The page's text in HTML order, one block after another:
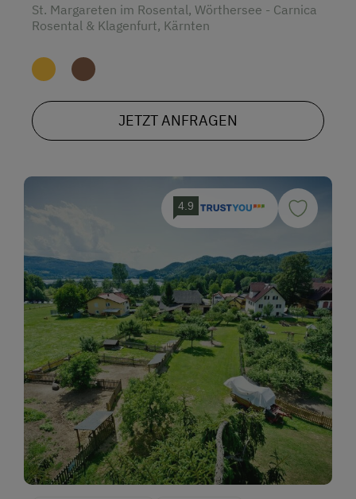
St. Margareten im Rosental, Wörthersee - Carnica
Rosental & Klagenfurt, Kärnten
JETZT ANFRAGEN
4.9